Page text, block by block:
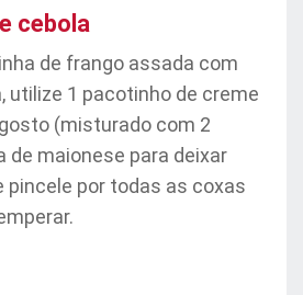
cebola
de frango assada com
utilize 1 pacotinho de creme
(misturado com 2
de maionese para deixar
pincele por todas as coxas